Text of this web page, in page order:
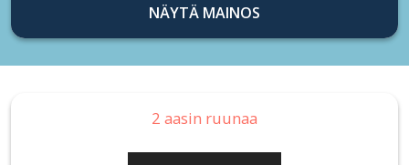
NÄYTÄ MAINOS
2 aasin ruunaa